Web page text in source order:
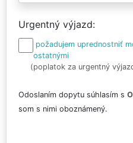
Urgentný výjazd
požadujem uprednostniť
ostatnými
(poplatok za urgentný
Odoslaním dopytu súhlasím s
som s nimi oboznámený.